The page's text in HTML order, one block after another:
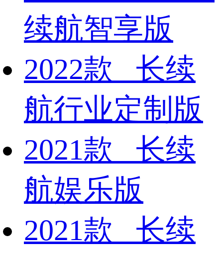
续航智享版
2022款 长续
航行业定制版
2021款 长续
航娱乐版
2021款 长续